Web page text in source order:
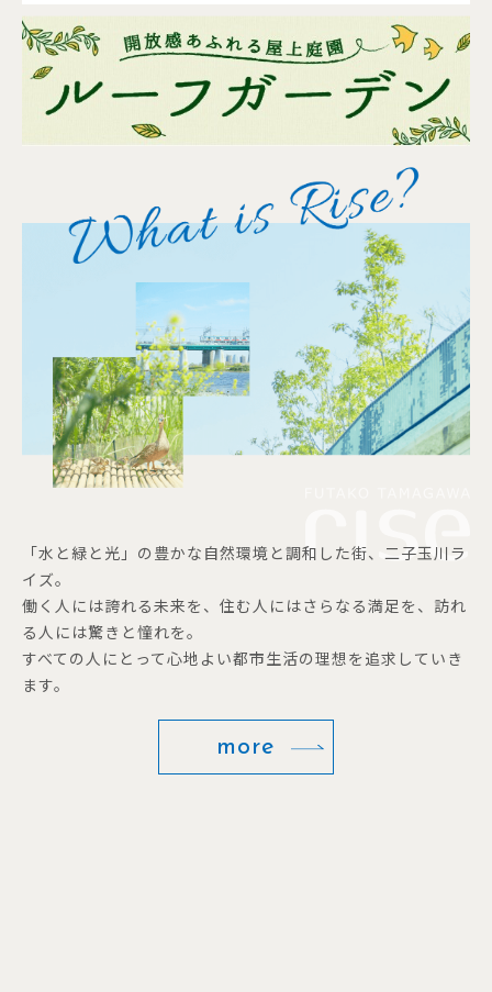
「水と緑と光」の豊かな自然環境と調和した街、二子玉川ラ
イズ。
働く人には誇れる未来を、住む人にはさらなる満足を、訪れ
る人には驚きと憧れを。
すべての人にとって心地よい都市生活の理想を追求していき
ます。
more